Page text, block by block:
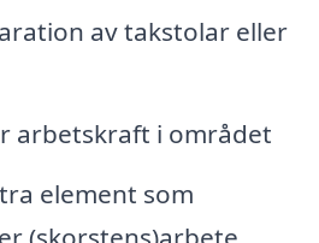
av takstolar eller
arbetskraft i området
element som